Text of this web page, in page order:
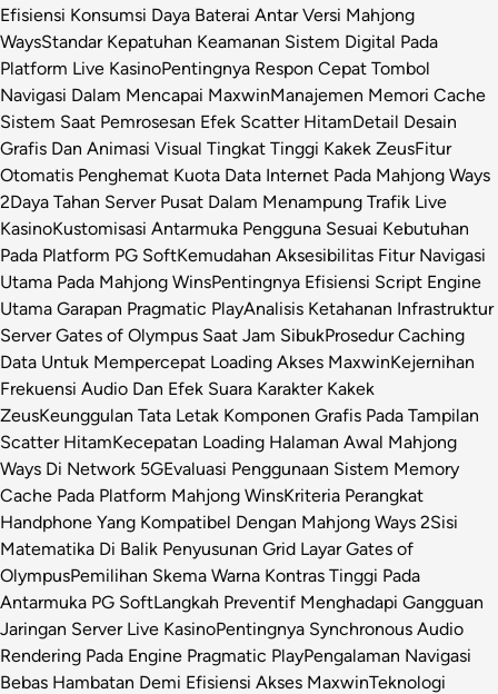
Efisiensi Konsumsi Daya Baterai Antar Versi Mahjong
WaysStandar Kepatuhan Keamanan Sistem Digital Pada
Platform Live KasinoPentingnya Respon Cepat Tombol
Navigasi Dalam Mencapai MaxwinManajemen Memori Cache
Sistem Saat Pemrosesan Efek Scatter HitamDetail Desain
Grafis Dan Animasi Visual Tingkat Tinggi Kakek ZeusFitur
Otomatis Penghemat Kuota Data Internet Pada Mahjong Ways
2Daya Tahan Server Pusat Dalam Menampung Trafik Live
KasinoKustomisasi Antarmuka Pengguna Sesuai Kebutuhan
Pada Platform PG SoftKemudahan Aksesibilitas Fitur Navigasi
Utama Pada Mahjong WinsPentingnya Efisiensi Script Engine
Utama Garapan Pragmatic PlayAnalisis Ketahanan Infrastruktur
Server Gates of Olympus Saat Jam SibukProsedur Caching
Data Untuk Mempercepat Loading Akses MaxwinKejernihan
Frekuensi Audio Dan Efek Suara Karakter Kakek
ZeusKeunggulan Tata Letak Komponen Grafis Pada Tampilan
Scatter HitamKecepatan Loading Halaman Awal Mahjong
Ways Di Network 5GEvaluasi Penggunaan Sistem Memory
Cache Pada Platform Mahjong WinsKriteria Perangkat
Handphone Yang Kompatibel Dengan Mahjong Ways 2Sisi
Matematika Di Balik Penyusunan Grid Layar Gates of
OlympusPemilihan Skema Warna Kontras Tinggi Pada
Antarmuka PG SoftLangkah Preventif Menghadapi Gangguan
Jaringan Server Live KasinoPentingnya Synchronous Audio
Rendering Pada Engine Pragmatic PlayPengalaman Navigasi
Bebas Hambatan Demi Efisiensi Akses MaxwinTeknologi